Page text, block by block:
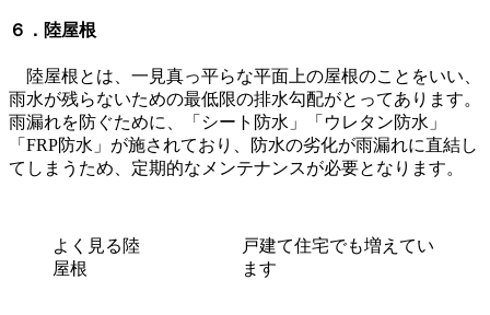
６．陸屋根
陸屋根とは、一見真っ平らな平面上の屋根のことをいい、
雨水が残らないための最低限の排水勾配がとってあります。
雨漏れを防ぐために、「シート防水」「ウレタン防水」
「FRP防水」が施されており、防水の劣化が雨漏れに直結し
てしまうため、定期的なメンテナンスが必要となります。
よく見る陸
屋根
戸建て住宅でも増えてい
ます